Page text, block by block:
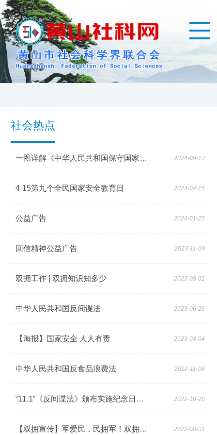
社会热点
一图详解《中华人民共和国保守国家秘密法实施条例》 2024-09-12
4·15第九个全民国家安全教育日 2024-04-15
公益广告 2024-01-25
回信精神公益广告 2023-11-09
双拥工作 | 双拥知识知多少 2023-08-01
中华人民共和国反间谍法 2023-06-26
【海报】国家安全 人人有责 2023-04-04
中华人民共和国反食品浪费法 2022-11-08
“11.1”《反间谍法》颁布实施纪念日国家安全宣传教育 2022-10-28
【双拥宣传】军爱民，民拥军！双拥知识，学起来~ 2022-08-01